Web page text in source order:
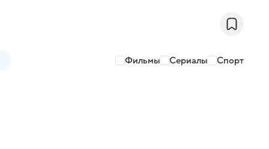
Фильмы Сериалы Спорт